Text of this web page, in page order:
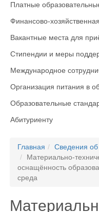
Платные
Финансово-
Вакантные места для
Стипендии и меры
Международное
Организация питания в
Образовательные
Абитуриенту
Главная
Сведения об
Материально-
оснащённость
среда